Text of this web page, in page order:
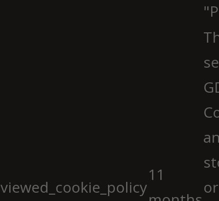
viewed_cookie_policy
11